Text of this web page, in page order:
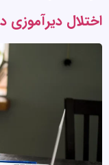
اختلال دیرآموزی